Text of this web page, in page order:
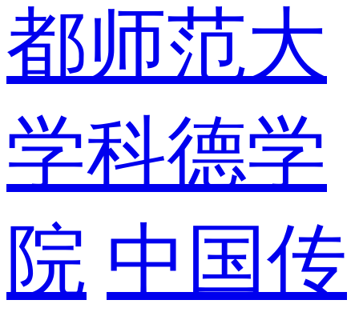
都师范大
学科德学
院 中国传